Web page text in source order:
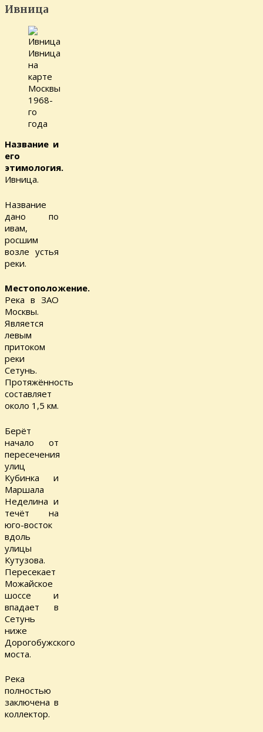
Ивница
Ивница
на
карте
Москвы
1968-
го
года
Название и
его
этимология.
Ивница.
Название
дано по
ивам,
росшим
возле устья
реки.
Местоположение.
Река в ЗАО
Москвы.
Является
левым
притоком
реки
Сетунь.
Протяжённость
составляет
около 1,5 км.
Берёт
начало от
пересечения
улиц
Кубинка и
Маршала
Неделина и
течёт на
юго-восток
вдоль
улицы
Кутузова.
Пересекает
Можайское
шоссе и
впадает в
Сетунь
ниже
Дорогобужского
моста.
Река
полностью
заключена в
коллектор.